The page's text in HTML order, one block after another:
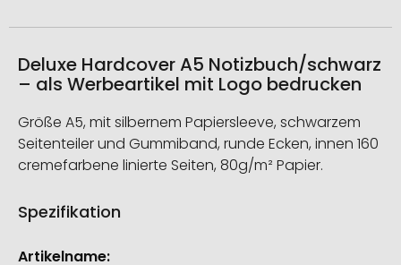
Deluxe Hardcover A5 Notizbuch/schwarz
– als Werbeartikel mit Logo bedrucken
Größe A5, mit silbernem Papiersleeve, schwarzem
Seitenteiler und Gummiband, runde Ecken, innen 160
cremefarbene linierte Seiten, 80g/m² Papier.
Spezifikation
Weitere